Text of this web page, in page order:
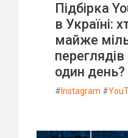
Підбірка
в Україні:
майже
один день?
# Instagram #